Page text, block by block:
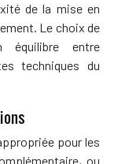
de la mise en
Le choix de
équilibre entre
techniques du
pour les
ou